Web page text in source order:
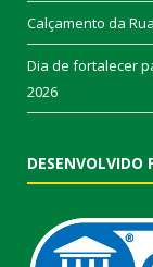
Calçamento da
Dia de fortalecer
2026
DESENVOLVIDO